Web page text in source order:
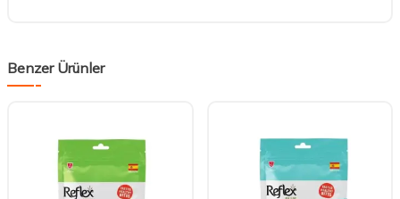
Benzer Ürünler